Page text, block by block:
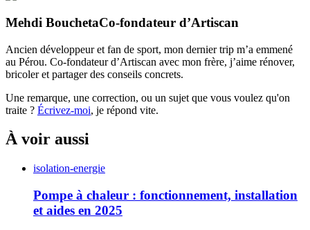
Mehdi BouchetaCo-fondateur d’Artiscan
Ancien développeur et fan de sport, mon dernier trip m’a emmené
au Pérou. Co-fondateur d’Artiscan avec mon frère, j’aime rénover,
bricoler et partager des conseils concrets.
Une remarque, une correction, ou un sujet que vous voulez qu'on
traite ? Écrivez-moi, je répond vite.
À voir aussi
isolation-energie
Pompe à chaleur : fonctionnement, installation
et aides en 2025